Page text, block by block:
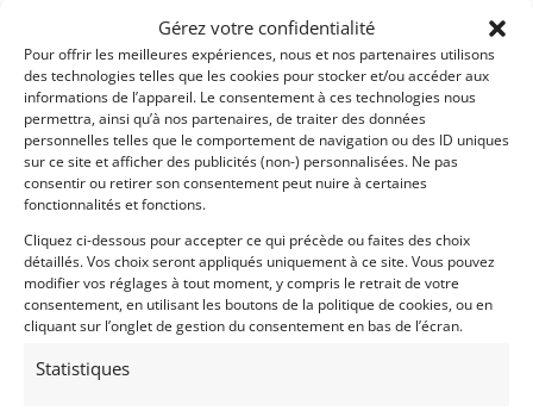
Gérez votre confidentialité
Pour offrir les meilleures expériences, nous et nos partenaires utilisons
des technologies telles que les cookies pour stocker et/ou accéder aux
informations de l’appareil. Le consentement à ces technologies nous
permettra, ainsi qu’à nos partenaires, de traiter des données
personnelles telles que le comportement de navigation ou des ID uniques
sur ce site et afficher des publicités (non-) personnalisées. Ne pas
consentir ou retirer son consentement peut nuire à certaines
fonctionnalités et fonctions.
Cliquez ci-dessous pour accepter ce qui précède ou faites des choix
détaillés. Vos choix seront appliqués uniquement à ce site. Vous pouvez
modifier vos réglages à tout moment, y compris le retrait de votre
consentement, en utilisant les boutons de la politique de cookies, ou en
cliquant sur l’onglet de gestion du consentement en bas de l’écran.
Statistiques
Vendu par : RMD